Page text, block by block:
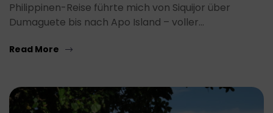
Philippinen-Reise führte mich von Siquijor über
Dumaguete bis nach Apo Island – voller…
Read More